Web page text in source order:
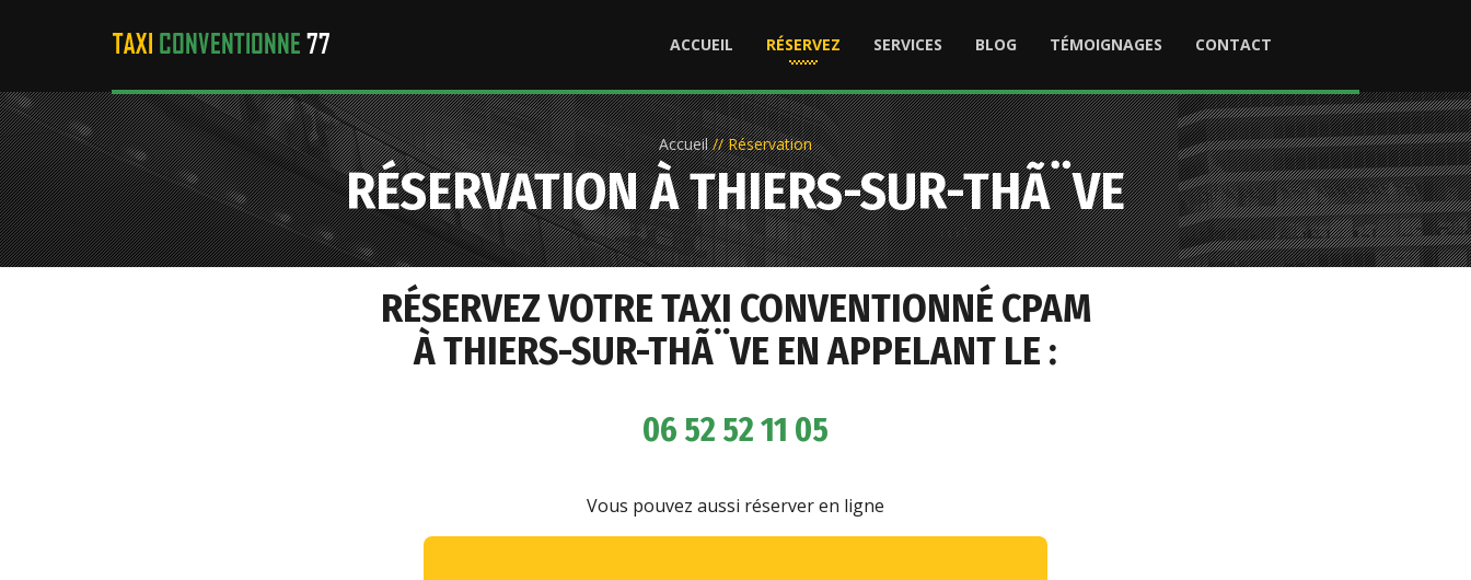
ACCUEIL RÉSERVEZ SERVICES BLOG TÉMOIGNAGES CONTACT
Accueil // Réservation
RÉSERVATION À THIERS-SUR-THÃ¨VE
RÉSERVEZ VOTRE TAXI CONVENTIONNÉ CPAM
À THIERS-SUR-THÃ¨VE EN APPELANT LE :
06 52 52 11 05
Vous pouvez aussi réserver en ligne